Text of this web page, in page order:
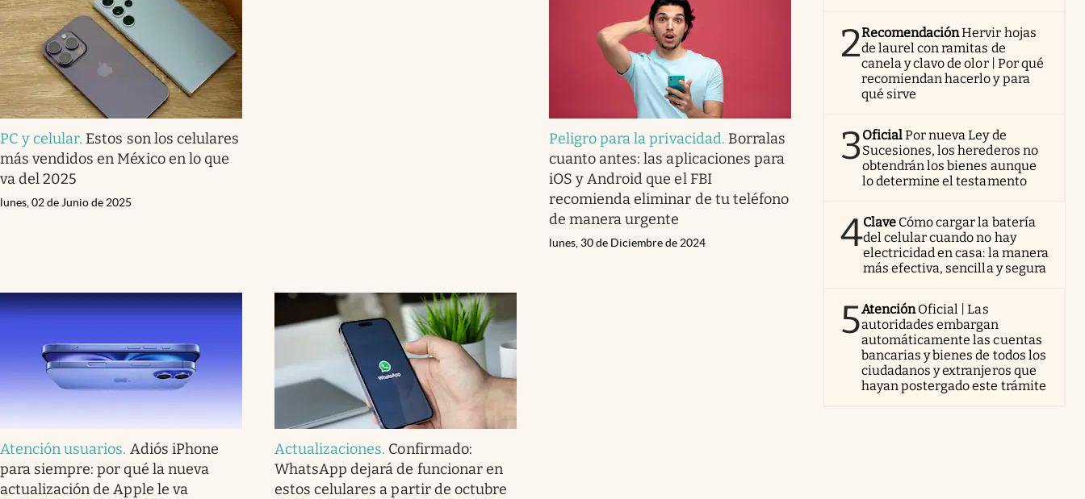
PC y celular. Estos son los celulares
más vendidos en México en lo que
va del 2025
lunes, 02 de Junio de 2025
Peligro para la privacidad. Borralas
cuanto antes: las aplicaciones para
iOS y Android que el FBI
recomienda eliminar de tu teléfono
de manera urgente
lunes, 30 de Diciembre de 2024
Atención usuarios. Adiós iPhone
para siempre: por qué la nueva
actualización de Apple le va
Actualizaciones. Confirmado:
WhatsApp dejará de funcionar en
estos celulares a partir de octubre
2RecomendaciónHervir hojas
de laurel con ramitas de
canela y clavo de olor | Por qué
recomiendan hacerlo y para
qué sirve
3OficialPor nueva Ley de
Sucesiones, los herederos no
obtendrán los bienes aunque
lo determine el testamento
4Clave Cómo cargar la batería
del celular cuando no hay
electricidad en casa: la manera
más efectiva, sencilla y segura
5AtenciónOficial | Las
autoridades embargan
automáticamente las cuentas
bancarias y bienes de todos los
ciudadanos y extranjeros que
hayan postergado este trámite